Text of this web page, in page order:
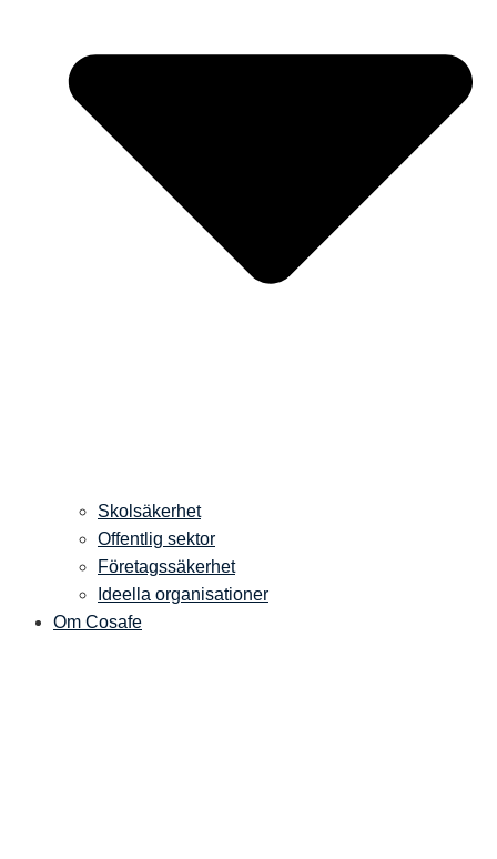
Skolsäkerhet
Offentlig sektor
Företagssäkerhet
Ideella organisationer
Om Cosafe